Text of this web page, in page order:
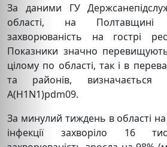
За даними ГУ
області, на Полтавщині
захворюваність на гострі
Показники значно
цілому по області, так і в
та районів, визначається
A(H1N1)pdm09.
За минулий тиждень в області на
інфекції захворіло 16